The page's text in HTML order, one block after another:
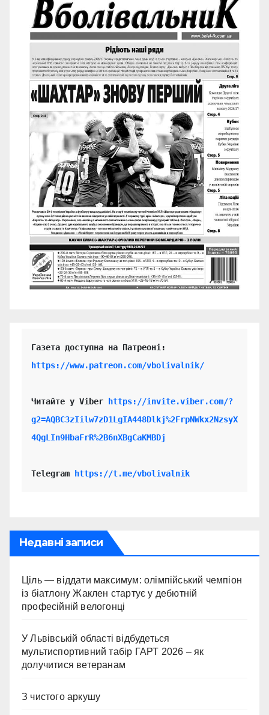
https://www.patreon.com/vbolivalnik/
Читайте у Viber
https://invite.viber.com/?
g2=AQBC3zIilw7zD1LgIA448Dlkj%2FrpNWkx2NzsyX
4QgLIn9HbaFrR%2B6nXBgCaKMBDj
Telegram https://t.me/vbolivalnik
Недавні записи
Ціль — віддати максимум: олімпійський чемпіон
із біатлону Жаклен стартує у дебютній
професійній велогонці
У Львівській області відбудеться
мультиспортивний табір ГАРТ 2026 – як
долучитися ветеранам
З чистого аркушу